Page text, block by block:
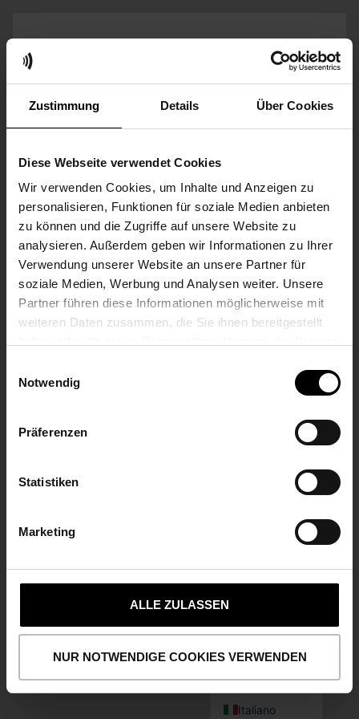
Zustimmung Details Über Cookies
Diese Webseite verwendet Cookies
Wir verwenden Cookies, um Inhalte und Anzeigen zu
personalisieren, Funktionen für soziale Medien anbieten
zu können und die Zugriffe auf unsere Website zu
analysieren. Außerdem geben wir Informationen zu Ihrer
Verwendung unserer Website an unsere Partner für
soziale Medien, Werbung und Analysen weiter. Unsere
Partner führen diese Informationen möglicherweise mit
weiteren Daten zusammen, die Sie ihnen bereitgestellt
Notwendig
Präferenzen
Statistiken
Marketing
ALLE ZULASSEN
NUR NOTWENDIGE COOKIES VERWENDEN
nella fornitura di sistemi innovativi di
comunicazione, informazione e sicurezza.
Prodotto in Germania .
Funkwerk utilizza concetti personalizzati per
controllare e razionalizzare i processi operativi nei
settori della mobilità e delle infrastrutture digitali.
CONTATTATECI
Im Funkwerk 5
+49 3635 458-0
PROTEZIONE DEI DATI
<?xml version="1.0"?<?xml version="1.0"?
Italiano
Deutsch
English (UK)
Español